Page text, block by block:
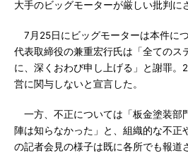
大手のビッグモーターが厳しい批判に
7月25日にビッグモーターは本件に
代表取締役の兼重宏行氏は「全てのス
に、深くおわび申し上げる」と謝罪。
営に関与しないと宣言した。
一方、不正については「板金塗装部
陣は知らなかった」と、組織的な不正
の記者会見の様子は既に各所でも報道